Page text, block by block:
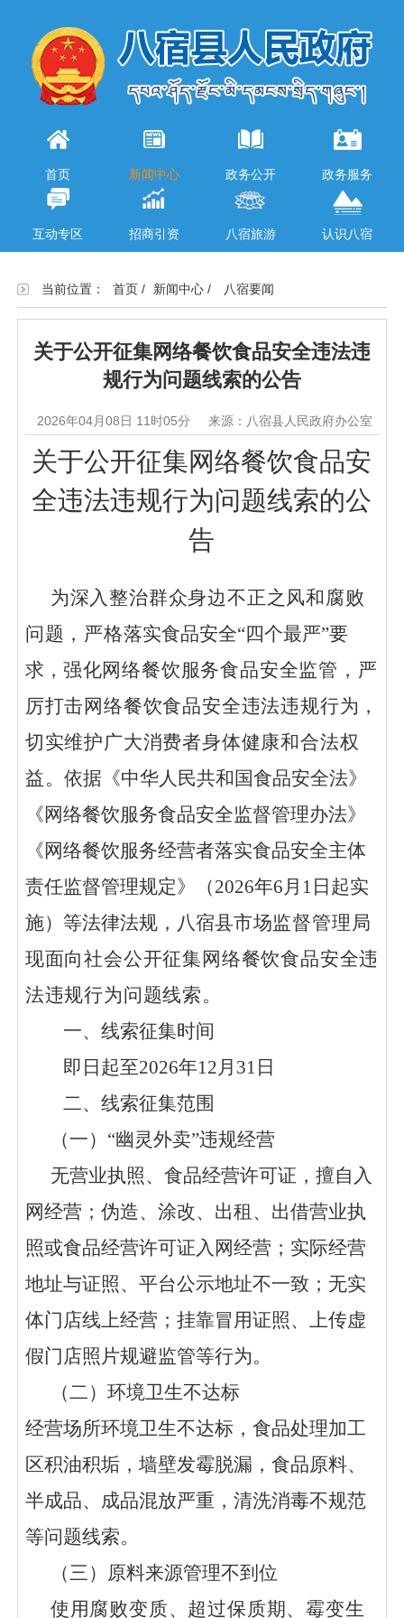
首页 新闻中心 政务公开 政务服务
互动专区 招商引资 八宿旅游 认识八宿
当前位置： 首页/ 新闻中心/ 八宿要闻
关于公开征集网络餐饮食品安全违法违
规行为问题线索的公告
2026年04月08日 11时05分 来源：八宿县人民政府办公室
关于公开征集网络餐饮食品安
全违法违规行为问题线索的公
告
为深入整治群众身边不正之风和腐败
问题， 严格落实食品安全“四个最严”要
求， 强化网络餐饮服务食品安全监管，严
厉打击网络餐饮食品安全违法违规行为，
切实维护广大消费者身体健康和合法权
益。依据《中华人民共和国食品安全法》
《网络餐饮服务食品安全监督管理办法》
《网络餐饮服务经营者落实食品安全主体
责任监督管理规定》（2026年6月1日起实
施）等法律法规， 八宿县市场监督管理局
现面向社会公开征集网络餐饮食品安全违
法违规行为问题线索。
一、线索征集时间
即日起至2026年12月31日
二、线索征集范围
（一） “幽灵外卖”违规经营
无营业执照、食品经营许可证 ， 擅自入
网经营；伪造、涂改、出租、出借营业执
照或食品经营许可证入网经营；实际经营
地址与证照、平台公示地址不一致；无实
体门店线上经营；挂靠冒用证照、上传虚
假门店照片规避监管等行为。
（二）环境卫生不达标
经营场所环境卫生不达标，食品处理加工
区积油积垢，墙壁发霉脱漏，食品原料、
半成品、成品混放严重，清洗消毒不规范
等问题线索。
（三）原料来源管理不到位
使用腐败变质、超过保质期、霉变生